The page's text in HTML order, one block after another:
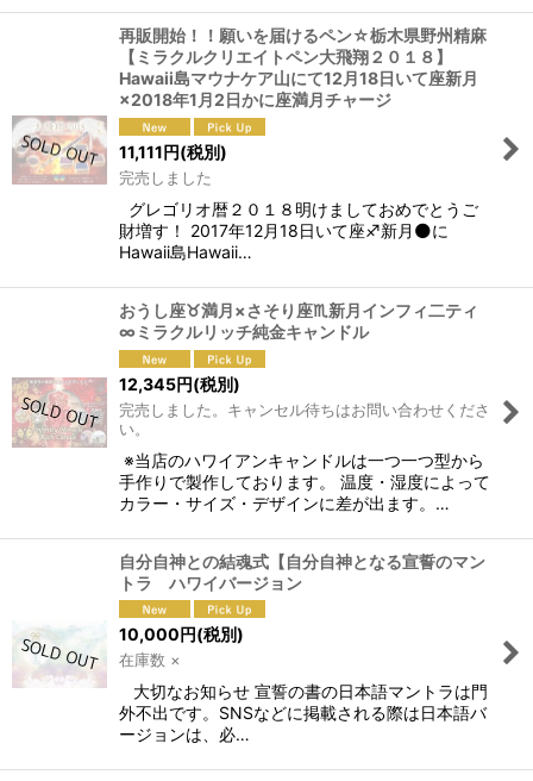
再販開始！！願いを届けるペン☆栃木県野州精麻
【ミラクルクリエイトペン大飛翔２０１８】
Hawaii島マウナケア山にて12月18日いて座新月
×2018年1月2日かに座満月チャージ
11,111円(税別)
完売しました
グレゴリオ暦２０１８明けましておめでとうご
財増す！ 2017年12月18日いて座♐新月🌑に
Hawaii島Hawaii…
おうし座♉満月×さそり座♏新月インフィ二ティ
∞ミラクルリッチ純金キャンドル
12,345円(税別)
完売しました。キャンセル待ちはお問い合わせくださ
い。
※当店のハワイアンキャンドルは一つ一つ型から
手作りで製作しております。 温度・湿度によって
カラー・サイズ・デザインに差が出ます。…
自分自神との結魂式【自分自神となる宣誓のマン
トラ ハワイバージョン
10,000円(税別)
在庫数 ×
大切なお知らせ 宣誓の書の日本語マントラは門
外不出です。SNSなどに掲載される際は日本語バ
ージョンは、必…